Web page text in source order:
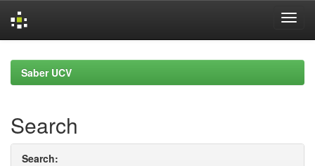
navigationSaber UCV
Search
Search: